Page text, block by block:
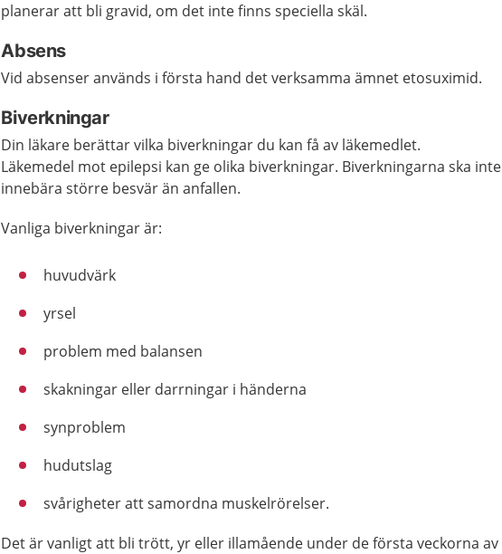
planerar att bli gravid, om det inte finns speciella skäl.
Absens
Vid absenser används i första hand det verksamma ämnet etosuximid.
Biverkningar
Din läkare berättar vilka biverkningar du kan få av läkemedlet.
Läkemedel mot epilepsi kan ge olika biverkningar. Biverkningarna ska inte
innebära större besvär än anfallen.
Vanliga biverkningar är:
huvudvärk
yrsel
problem med balansen
skakningar eller darrningar i händerna
synproblem
hudutslag
svårigheter att samordna muskelrörelser.
Det är vanligt att bli trött, yr eller illamående under de första veckorna av